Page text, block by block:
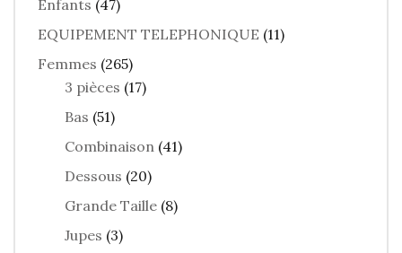
Enfants (47)
EQUIPEMENT TELEPHONIQUE (11)
Femmes (265)
3 pièces (17)
Bas (51)
Combinaison (41)
Dessous (20)
Grande Taille (8)
Jupes (3)